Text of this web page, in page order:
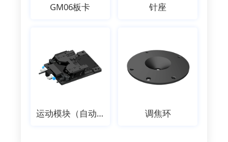
GM06板卡 针座
运动模块（自动执行机构） 调焦环